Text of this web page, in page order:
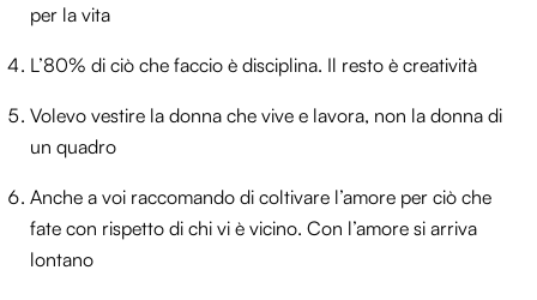
per la vita
L’80% di ciò che faccio è disciplina. Il resto è creatività
Volevo vestire la donna che vive e lavora, non la donna di
un quadro
Anche a voi raccomando di coltivare l’amore per ciò che
fate con rispetto di chi vi è vicino. Con l’amore si arriva
lontano